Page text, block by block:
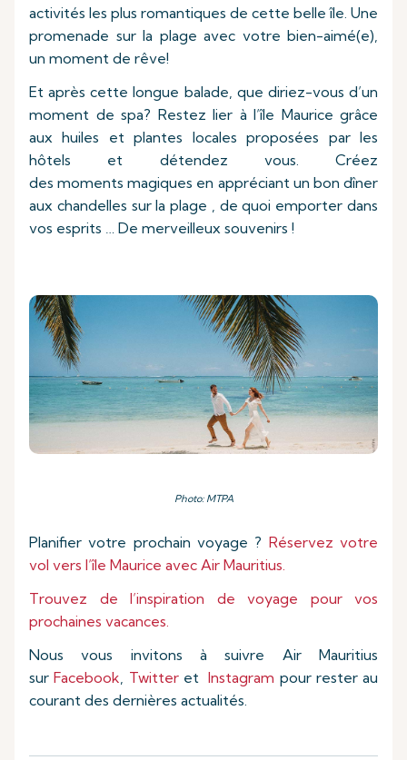
activités les plus romantiques de cette belle île. Une
promenade sur la plage avec votre bien-aimé(e),
un moment de rêve!
Et après cette longue balade, que diriez-vous d’un
moment de spa? Restez lier à l’île Maurice grâce
aux huiles et plantes locales proposées par les
hôtels et détendez vous. Créez
des moments magiques en appréciant un bon dîner
aux chandelles sur la plage , de quoi emporter dans
vos esprits … De merveilleux souvenirs !
Photo: MTPA
Planifier votre prochain voyage ? Réservez votre
vol vers l’île Maurice avec Air Mauritius.
Trouvez de l’inspiration de voyage pour vos
prochaines vacances.
Nous vous invitons à suivre Air Mauritius
surFacebook, TwitteretInstagram pour rester au
courant des dernières actualités.